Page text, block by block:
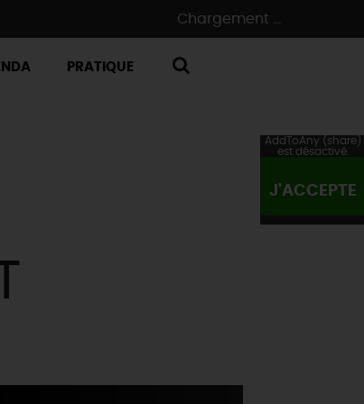
Chargement ...
PRATIQUE
AddToAny (share)
est désactivé.
J'ACCEPTE